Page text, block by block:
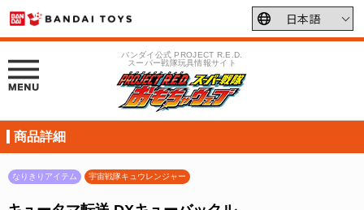
バンダイ公式 PROJECT R.E.D.
スーパー戦隊玩具情報サイト
商品詳細
なりきりアイテム 宇宙戦隊キュウレンジャー